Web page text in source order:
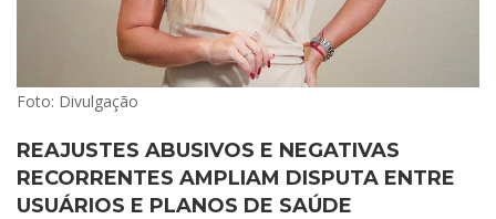
Foto: Divulgação
REAJUSTES ABUSIVOS E NEGATIVAS
RECORRENTES AMPLIAM DISPUTA ENTRE
USUÁRIOS E PLANOS DE SAÚDE